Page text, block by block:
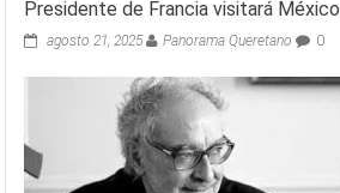
Presidente de Francia visitará México
agosto 21, 2025 Panorama Queretano 0